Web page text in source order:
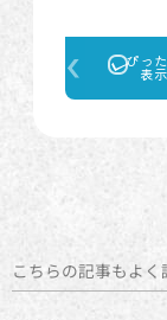
こちらの記事もよ